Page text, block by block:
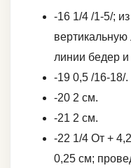
-16 1/4 /1-5/;
вертикальную
линии бедер и
-19 0,5 /16-18/.
-20 2 см.
-21 2 см.
-22 1/4 От +
0,25 см;